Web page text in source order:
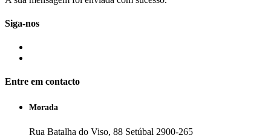
Siga-nos
Entre em contacto
Morada
Rua Batalha do Viso, 88 Setúbal 2900-265